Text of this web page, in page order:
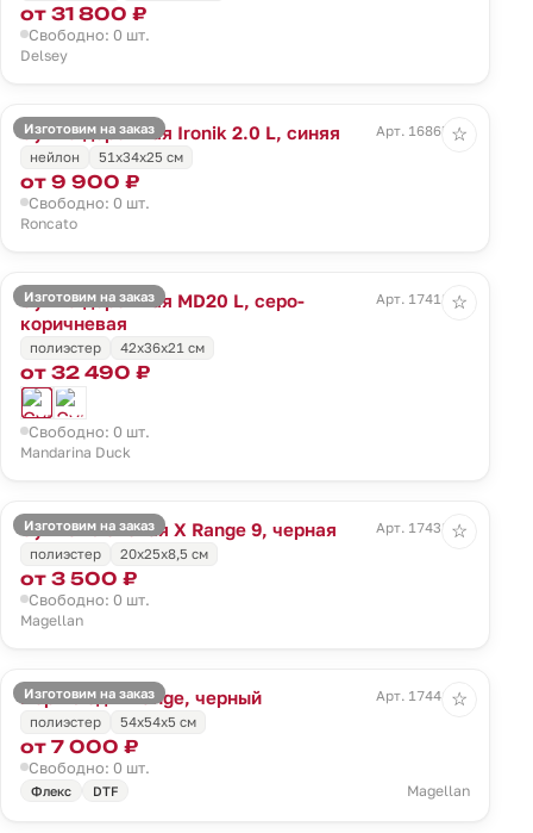
от 31 800 ₽
Свободно: 0 шт.
Delsey
Изготовим на заказ
Сумка дорожная Ironik 2.0 L, синяя
Арт. 16865.40
нейлон
51x34x25 см
от 9 900 ₽
Свободно: 0 шт.
Roncato
☆
Изготовим на заказ
Сумка дорожная MD20 L, серо-
коричневая
Арт. 17418.10
полиэстер 42x36x21 см
от 32 490 ₽
Свободно: 0 шт.
Mandarina Duck
☆
Изготовим на заказ
Сумка плечевая X Range 9, черная
Арт. 17438.30
полиэстер
20x25x8,5 см
от 3 500 ₽
Свободно: 0 шт.
Magellan
☆
Изготовим на заказ
Портплед X Range, черный
Арт. 17441.30
полиэстер
54х54х5 см
от 7 000 ₽
Свободно: 0 шт.
Флекс DTF Magellan
☆